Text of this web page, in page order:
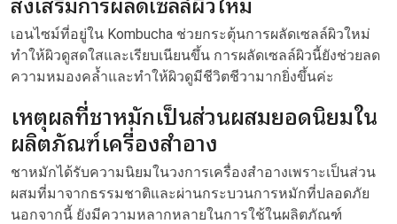
เอนไซม์ที่อยู่ใน Kombucha ช่วยกระตุ้นการผลัดเซลล์ผิวใหม่
ทำให้ผิวดูสดใสและเรียบเนียนขึ้น การผลัดเซลล์ผิวนี้ยังช่วยลด
ความหมองคล้ำและทำให้ผิวดูมีชีวิตชีวามากยิ่งขึ้นค่ะ
เหตุผลที่ชาหมักเป็นส่วนผสมยอดนิยมใน
ผลิตภัณฑ์เครื่องสำอาง
ชาหมักได้รับความนิยมในวงการเครื่องสำอางเพราะเป็นส่วน
ผสมที่มาจากธรรมชาติและผ่านกระบวนการหมักที่ปลอดภัย
นอกจากนี้ ยังมีความหลากหลายในการใช้ในผลิตภัณฑ์